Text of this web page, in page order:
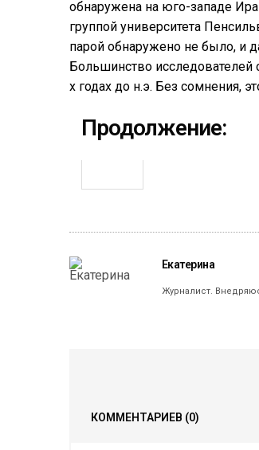
обнаружена на юго-западе
группой университета
парой обнаружено не было, и
Большинство
х годах до н.э. Без сомнения,
Продолжение:
Екатерина
Журналист.
КОММЕНТАРИЕВ (0)